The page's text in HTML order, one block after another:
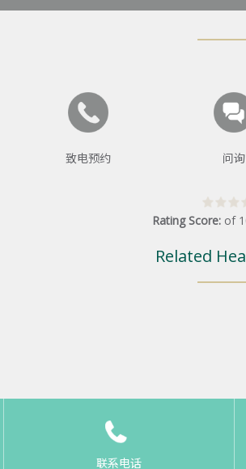
致电预约 问询
Rating Score: of
Related
联系电话